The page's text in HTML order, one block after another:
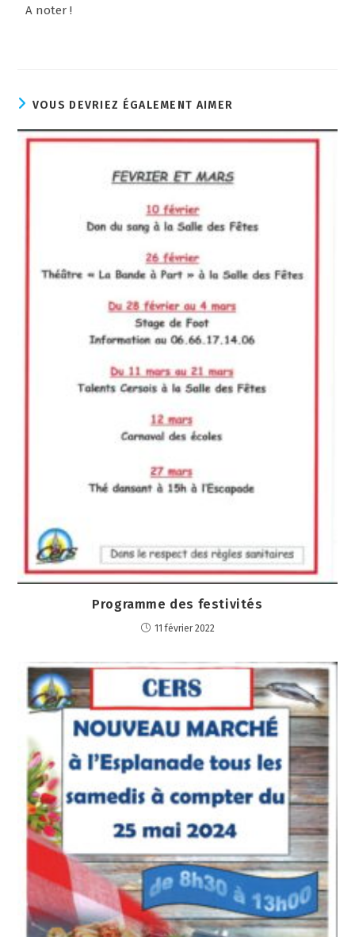
A noter !
VOUS DEVRIEZ ÉGALEMENT AIMER
Programme des festivités
11 février 2022